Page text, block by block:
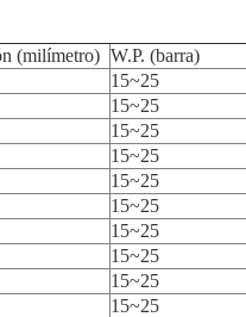
(milímetro) W.P. (barra)
15~25
15~25
15~25
15~25
15~25
15~25
15~25
15~25
15~25
15~25